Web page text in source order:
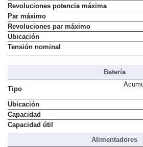
Revoluciones potencia máxima
Par máximo
Revoluciones par máximo
Ubicación
Tensión nominal
Batería
Tipo
Ubicación
Capacidad
Capacidad útil
Alimentadores